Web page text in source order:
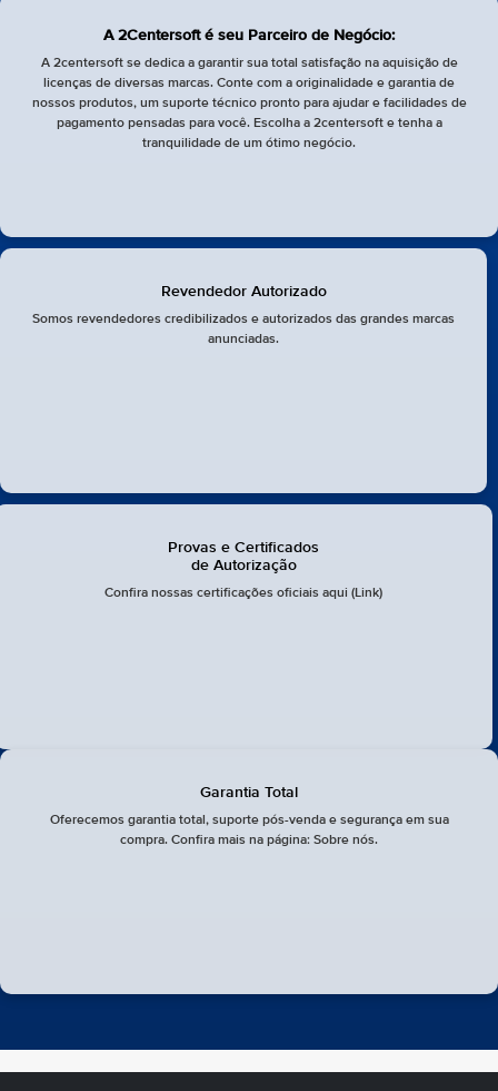
A 2Centersoft é seu Parceiro de Negócio:
A 2centersoft se dedica a garantir sua total satisfação na aquisição de
licenças de diversas marcas. Conte com a originalidade e garantia de
nossos produtos, um suporte técnico pronto para ajudar e facilidades de
pagamento pensadas para você. Escolha a 2centersoft e tenha a
tranquilidade de um ótimo negócio.
Revendedor Autorizado
Somos revendedores credibilizados e autorizados das grandes marcas
anunciadas.
Provas e Certificados
de Autorização
Confira nossas certificações oficiais aqui (Link)
Garantia Total
Oferecemos garantia total, suporte pós-venda e segurança em sua
compra. Confira mais na página: Sobre nós.